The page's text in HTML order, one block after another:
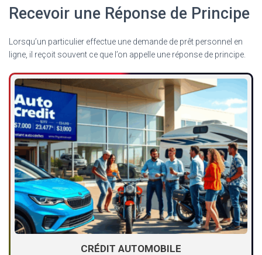
Recevoir une Réponse de Principe
Lorsqu’un particulier effectue une demande de prêt personnel en
ligne, il reçoit souvent ce que l’on appelle une réponse de principe.
CRÉDIT AUTOMOBILE